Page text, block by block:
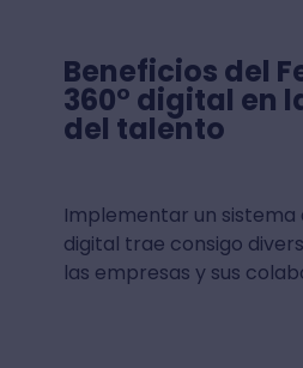
Beneficios del
360° digital en
del talento
Implementar un sistema
digital trae consigo
las empresas y sus